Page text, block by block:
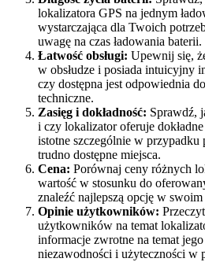
lokalizatora GPS na jednym
wystarczająca dla Twoich
uwagę na czas ładowania baterii.
Łatwość obsługi: Upewnij się,
w obsłudze i posiada intuicyjny
czy dostępna jest odpowiednia
techniczne.
Zasięg i dokładność: Sprawdź,
i czy lokalizator oferuje
istotne szczególnie w przypadku
trudno dostępne miejsca.
Cena: Porównaj ceny różnych
wartość w stosunku do
znaleźć najlepszą opcję w
Opinie użytkowników:
użytkowników na temat
informacje zwrotne na temat
niezawodności i użyteczności w